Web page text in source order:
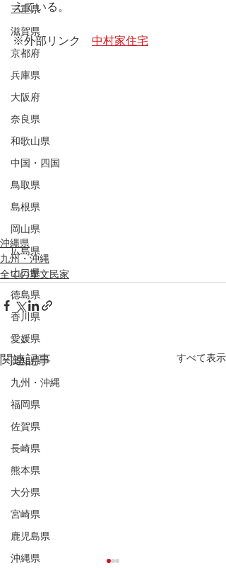
三重県
滋賀県
京都府
兵庫県
大阪府
奈良県
和歌山県
中国・四国
鳥取県
島根県
岡山県
広島県
山口県
徳島県
香川県
愛媛県
高知県
九州・沖縄
福岡県
佐賀県
長崎県
熊本県
大分県
宮崎県
鹿児島県
沖縄県
えている。
※外部リンク 中村家住宅
沖縄県
九州・沖縄
全ての重文民家
関連記事 すべて表示